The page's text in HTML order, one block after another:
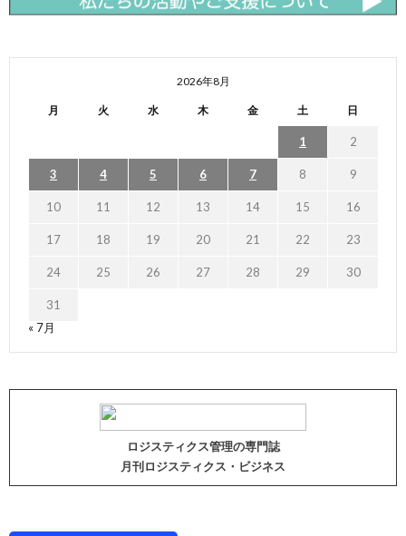
2026年8月
月 火 水 木 金 土 日
1 2
3 4 5 6 7 8 9
10 11 12 13 14 15 16
17 18 19 20 21 22 23
24 25 26 27 28 29 30
31
« 7月
ロジスティクス管理の専門誌
月刊ロジスティクス・ビジネス